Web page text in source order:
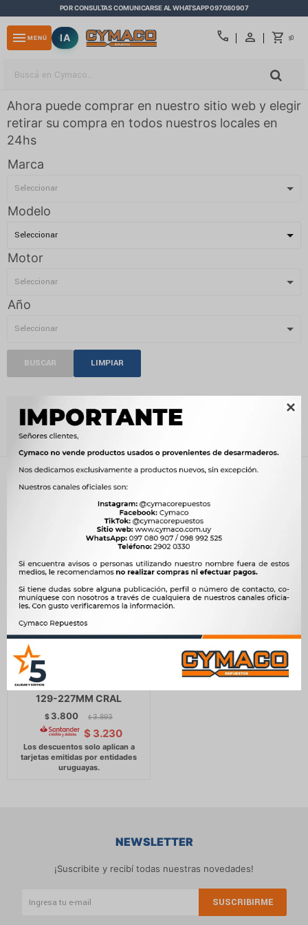

POR CONSULTAS COMUNICARSE AL WHATSAPP 097080907
call $0
menu MENÚ IA
Ahora puede comprar en nuestro sitio web y elegir
retirar su compra en todos nuestros locales en
24hs
Marca
Modelo
Motor
Año
BUSCAR LIMPIAR
ELECTRICIDAD
Filtrando por: Electricidad Compatibilidad:CHANGHE
BATERIA - FREE ASIA 12V
45Ah 300CCA +DER 197-
129-227MM CRAL
$ 3.800 $ 3.893
$ 3.230
NEWSLETTER
¡Suscribite y recibí todas nuestras novedades!
SUSCRIBIRME
close